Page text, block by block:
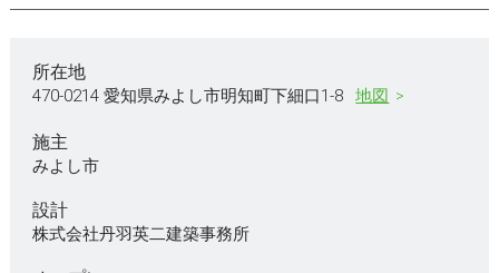
所在地
470-0214 愛知県みよし市明知町下細口1-8 地図
施主
みよし市
設計
株式会社丹羽英二建築事務所